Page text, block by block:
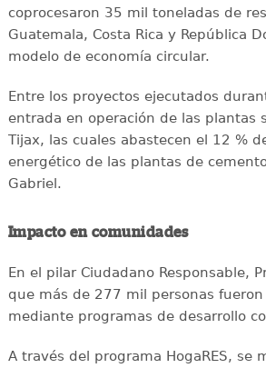
coprocesaron 35 mil toneladas de
Guatemala, Costa Rica y República
modelo de economía circular.
Entre los proyectos ejecutados
entrada en operación de las plantas
Tijax, las cuales abastecen el 12 %
energético de las plantas de
Gabriel.
Impacto en comunidades
En el pilar Ciudadano Responsable,
que más de 277 mil personas
mediante programas de desarrollo
A través del programa HogaRES, se